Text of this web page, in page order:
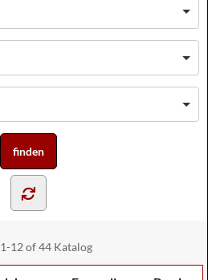
1-12 of 44 Katalog